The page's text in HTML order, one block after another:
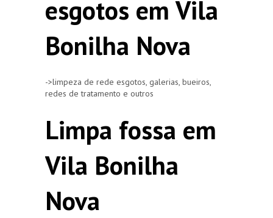
esgotos em Vila
Bonilha Nova
->limpeza de rede esgotos, galerias, bueiros,
redes de tratamento e outros
Limpa fossa em
Vila Bonilha
Nova